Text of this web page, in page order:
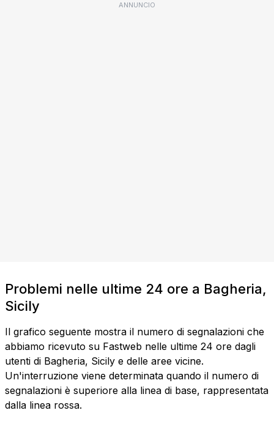
ANNUNCIO
Problemi nelle ultime 24 ore a Bagheria,
Sicily
Il grafico seguente mostra il numero di segnalazioni che
abbiamo ricevuto su Fastweb nelle ultime 24 ore dagli
utenti di Bagheria, Sicily e delle aree vicine.
Un'interruzione viene determinata quando il numero di
segnalazioni è superiore alla linea di base, rappresentata
dalla linea rossa.